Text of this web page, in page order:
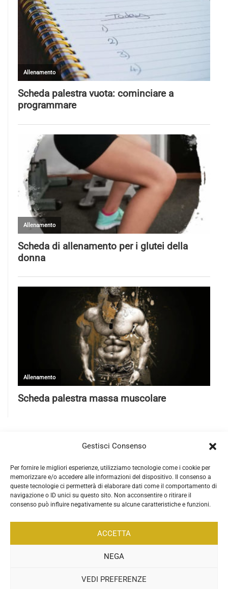
Gestisci Consenso
Per fornire le migliori esperienze, utilizziamo tecnologie come i cookie per
memorizzare e/o accedere alle informazioni del dispositivo. Il consenso a
queste tecnologie ci permetterà di elaborare dati come il comportamento di
navigazione o ID unici su questo sito. Non acconsentire o ritirare il
consenso può influire negativamente su alcune caratteristiche e funzioni.
ACCETTA
NEGA
VEDI PREFERENZE